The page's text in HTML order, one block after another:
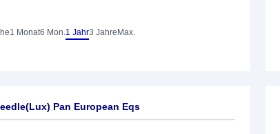
1 Monat6 Mon.1 Jahr3 Jahre Max.
Pan European Eqs